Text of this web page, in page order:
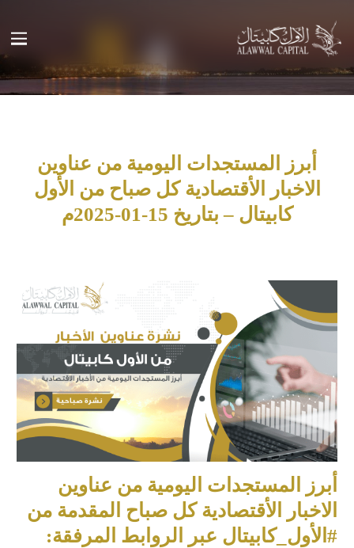
أبرز المستجدات اليومية من عناوين
الاخبار الأقتصادية كل صباح من الأول
كابيتال – بتاريخ 15-01-2025م
أبرز المستجدات اليومية من عناوين
الاخبار الأقتصادية كل صباح المقدمة من
#الأول_كابيتال عبر الروابط المرفقة: